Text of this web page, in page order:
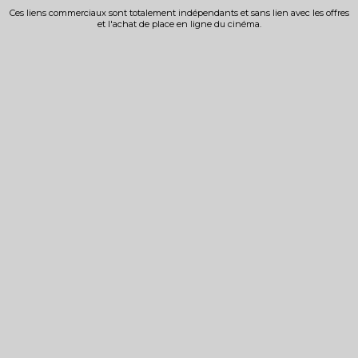
Ces liens commerciaux sont totalement indépendants et sans lien avec les offres
et l'achat de place en ligne du cinéma.